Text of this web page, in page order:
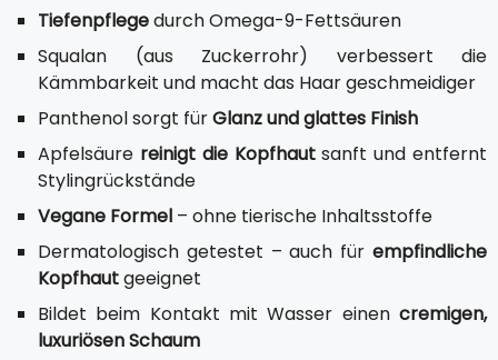
Tiefenpflegedurch Omega-9-Fettsäuren
Squalan (aus Zuckerrohr) verbessert die
Kämmbarkeit und macht das Haar geschmeidiger
Panthenol sorgt fürGlanz und glattes Finish
Apfelsäure reinigt die Kopfhautsanft und entfernt
Stylingrückstände
Vegane Formel – ohne tierische Inhaltsstoffe
Dermatologisch getestet – auch für empfindliche
Kopfhautgeeignet
Bildet beim Kontakt mit Wasser einen cremigen,
luxuriösen Schaum